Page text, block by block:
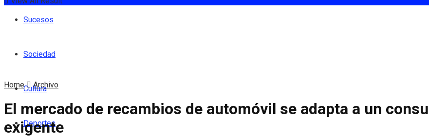
Sucesos
Sociedad
Cultura
Deportes
Home Archivo
El mercado de recambios de automóvil se adapta a un
exigente